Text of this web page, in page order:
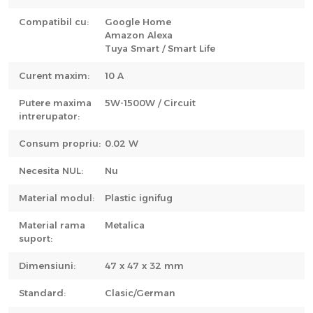
Compatibil cu:
Google Home
Amazon Alexa
Tuya Smart / Smart Life
Curent maxim: 10 A
Putere maxima
intrerupator:
5W-1500W / Circuit
Consum propriu: 0.02 W
Necesita NUL: Nu
Material modul: Plastic ignifug
Material rama
suport:
Metalica
Dimensiuni: 47 x 47 x 32 mm
Standard: Clasic/German